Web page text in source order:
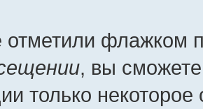
отметили флажком
, вы
только